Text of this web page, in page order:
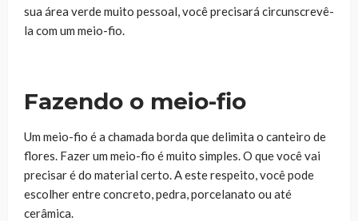
sua área verde muito pessoal, você precisará circunscrevê-
la com um meio-fio.
Fazendo o meio-fio
Um meio-fio é a chamada borda que delimita o canteiro de
flores. Fazer um meio-fio é muito simples. O que você vai
precisar é do material certo. A este respeito, você pode
escolher entre concreto, pedra, porcelanato ou até
cerâmica.